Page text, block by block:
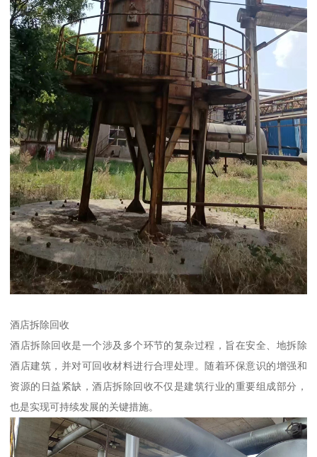
酒店拆除回收
酒店拆除回收是一个涉及多个环节的复杂过程，旨在安全、地拆除
酒店建筑，并对可回收材料进行合理处理。随着环保意识的增强和
资源的日益紧缺，酒店拆除回收不仅是建筑行业的重要组成部分，
也是实现可持续发展的关键措施。